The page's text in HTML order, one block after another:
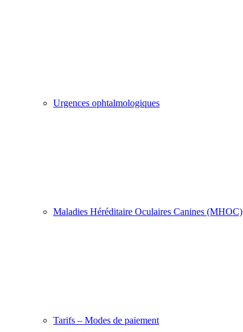
Urgences ophtalmologiques
Maladies Héréditaire Oculaires Canines (MHOC)
Tarifs – Modes de paiement